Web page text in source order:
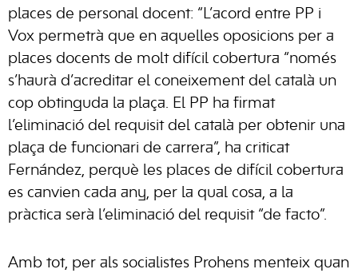
places de personal docent: “L’acord entre PP i
Vox permetrà que en aquelles oposicions per a
places docents de molt difícil cobertura “només
s’haurà d’acreditar el coneixement del català un
cop obtinguda la plaça. El PP ha firmat
l’eliminació del requisit del català per obtenir una
plaça de funcionari de carrera”, ha criticat
Fernández, perquè les places de difícil cobertura
es canvien cada any, per la qual cosa, a la
pràctica serà l’eliminació del requisit “de facto”.
Amb tot, per als socialistes Prohens menteix quan